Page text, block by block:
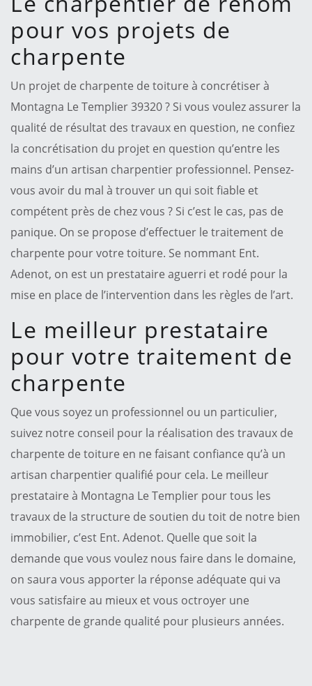
pour vos projets de
charpente
Un projet de charpente de toiture à concrétiser à
Montagna Le Templier 39320 ? Si vous voulez assurer la
qualité de résultat des travaux en question, ne confiez
la concrétisation du projet en question qu’entre les
mains d’un artisan charpentier professionnel. Pensez-
vous avoir du mal à trouver un qui soit fiable et
compétent près de chez vous ? Si c’est le cas, pas de
panique. On se propose d’effectuer le traitement de
charpente pour votre toiture. Se nommant Ent.
Adenot, on est un prestataire aguerri et rodé pour la
mise en place de l’intervention dans les règles de l’art.
Le meilleur prestataire
pour votre traitement de
charpente
Que vous soyez un professionnel ou un particulier,
suivez notre conseil pour la réalisation des travaux de
charpente de toiture en ne faisant confiance qu’à un
artisan charpentier qualifié pour cela. Le meilleur
prestataire à Montagna Le Templier pour tous les
travaux de la structure de soutien du toit de notre bien
immobilier, c’est Ent. Adenot. Quelle que soit la
demande que vous voulez nous faire dans le domaine,
on saura vous apporter la réponse adéquate qui va
vous satisfaire au mieux et vous octroyer une
charpente de grande qualité pour plusieurs années.